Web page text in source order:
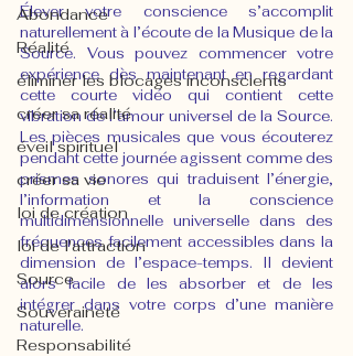
Abondance
Réalité
éliminer les blocages inconscients
créer sa réalité
éveil spirituel
créer sa vie
loi de création
loi de l'attraction
Source
Souveraineté
Responsabilité
Élever votre conscience s’accomplit
naturellement à l’écoute de la Musique de la
Source. Vous pouvez commencer votre
expérience dès maintenant en regardant
cette courte vidéo qui contient cette
vibration de l’amour universel de la Source.
Les pièces musicales que vous écouterez
pendant cette journée agissent comme des
prismes sonores qui traduisent l’énergie,
l’information et la conscience
multidimensionnelle universelle dans des
fréquences facilement accessibles dans la
dimension de l’espace-temps. Il devient
alors facile de les absorber et de les
intégrer dans votre corps d’une manière
naturelle.